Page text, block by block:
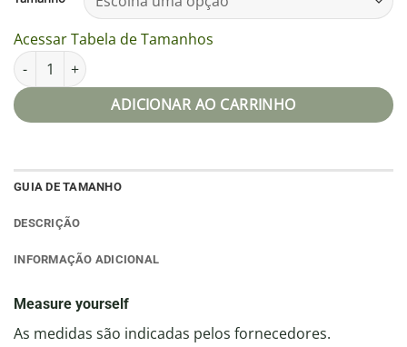
Acessar Tabela de Tamanhos
Camiseta unissex quantidade
ADICIONAR AO CARRINHO
GUIA DE TAMANHO
DESCRIÇÃO
INFORMAÇÃO ADICIONAL
Measure yourself
As medidas são indicadas pelos fornecedores.